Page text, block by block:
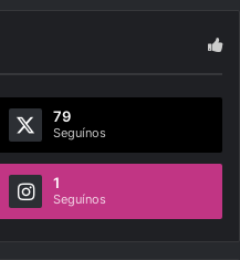
79
Seguínos
1
Seguínos